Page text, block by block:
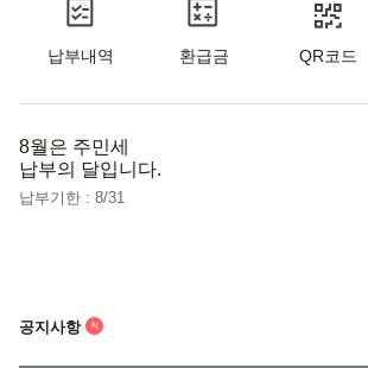
납부내역 환급금 QR코드
8월은 주민세
납부의 달입니다.
납부기한 : 8/31
공지사항 N